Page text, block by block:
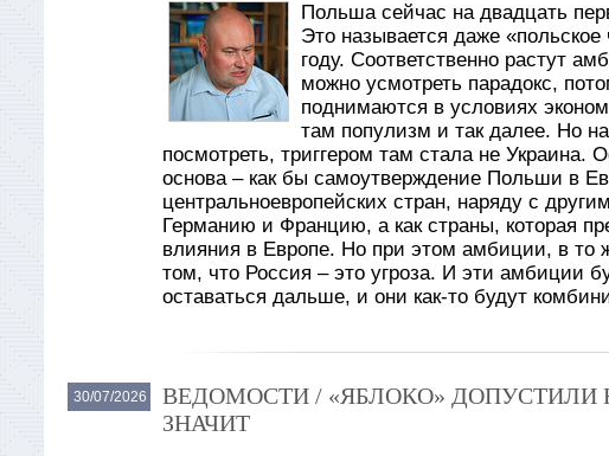
Польша сейчас на двадцать
Это называется даже
году. Соответственно растут
можно усмотреть парадокс,
поднимаются в условиях
там популизм и так далее. Но
посмотреть, триггером там стала не Украина.
основа – как бы самоутверждение Польши в
центральноевропейских стран, наряду с
Германию и Францию, а как страны, которая
влияния в Европе. Но при этом амбиции, в
том, что Россия – это угроза. И эти амбиции
оставаться дальше, и они как-то будут
30/07/2026
ВЕДОМОСТИ / «ЯБЛОКО»
ЗНАЧИТ